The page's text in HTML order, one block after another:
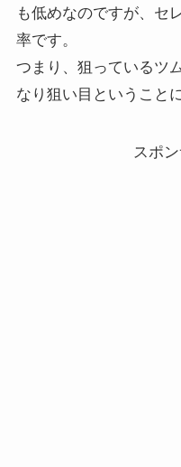
も低めなのですが、セ
率です。
つまり、狙っているツ
なり狙い目ということ
スポ